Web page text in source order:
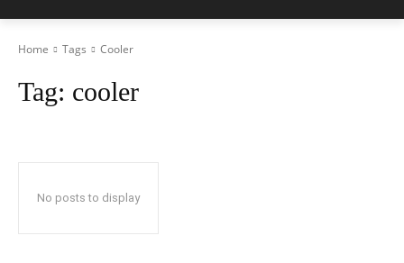
Home Tags Cooler
Tag: cooler
No posts to display